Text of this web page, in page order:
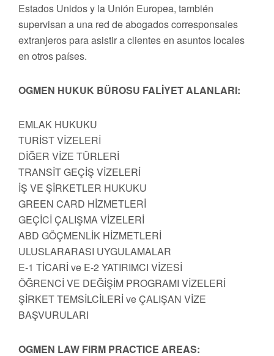
Estados Unidos y la Unión Europea, también
supervisan a una red de abogados corresponsales
extranjeros para asistir a clientes en asuntos locales
en otros países.
OGMEN HUKUK BÜROSU FALİYET ALANLARI:
EMLAK HUKUKU
TURİST VİZELERİ
DİĞER VİZE TÜRLERİ
TRANSİT GEÇİŞ VİZELERİ
İŞ VE ŞİRKETLER HUKUKU
GREEN CARD HİZMETLERİ
GEÇİCİ ÇALIŞMA VİZELERİ
ABD GÖÇMENLİK HİZMETLERİ
ULUSLARARASI UYGULAMALAR
E-1 TİCARİ ve E-2 YATIRIMCI VİZESİ
ÖĞRENCİ VE DEĞİŞİM PROGRAMI VİZELERİ
ŞİRKET TEMSİLCİLERİ ve ÇALIŞAN VİZE
BAŞVURULARI
OGMEN LAW FIRM PRACTICE AREAS: